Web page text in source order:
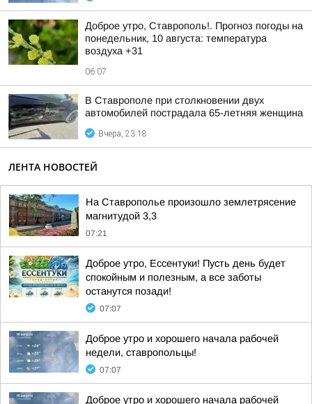
Доброе утро, Ставрополь!. Прогноз погоды на
понедельник, 10 августа: температура
воздуха +31
06:07
В Ставрополе при столкновении двух
автомобилей пострадала 65-летняя женщина
Вчера, 23:18
ЛЕНТА НОВОСТЕЙ
На Ставрополье произошло землетрясение
магнитудой 3,3
07:21
Доброе утро, Ессентуки! Пусть день будет
спокойным и полезным, а все заботы
останутся позади!
07:07
Доброе утро и хорошего начала рабочей
недели, ставропольцы!
07:07
Доброе утро и хорошего начала рабочей